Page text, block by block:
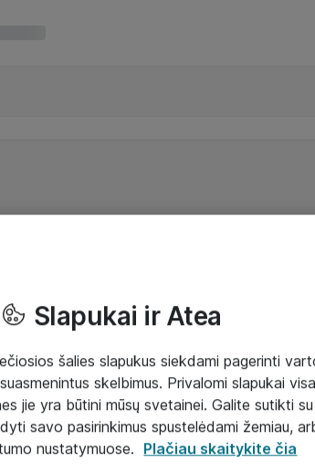
Slapukai ir Atea
šalies slapukus siekdami pagerinti
skelbimus. Privalomi slapukai
jie yra būtini mūsų svetainei. Galite sutikti
savo pasirinkimus spustelėdami žemiau,
nustatymuose.
Plačiau skaitykite čia